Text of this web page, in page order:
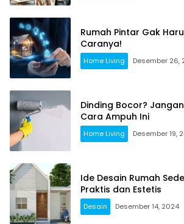
Rumah Pintar Gak
Caranya!
Home Living Desember 26,
Dinding Bocor?
Cara Ampuh Ini
Home Living Desember 19,
Ide Desain Rumah
Praktis dan Estetis
Desain Desember 14, 2024